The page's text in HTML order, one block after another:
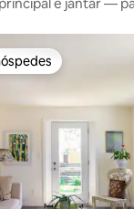
preferidos dos